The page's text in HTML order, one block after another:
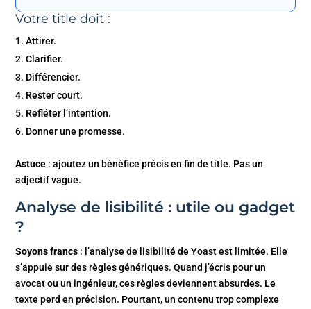
Votre title doit :
Attirer.
Clarifier.
Différencier.
Rester court.
Refléter l’intention.
Donner une promesse.
Astuce : ajoutez un bénéfice précis en fin de title. Pas un
adjectif vague.
Analyse de lisibilité : utile ou gadget
?
Soyons francs : l’analyse de lisibilité de Yoast est limitée. Elle
s’appuie sur des règles génériques. Quand j’écris pour un
avocat ou un ingénieur, ces règles deviennent absurdes. Le
texte perd en précision. Pourtant, un contenu trop complexe